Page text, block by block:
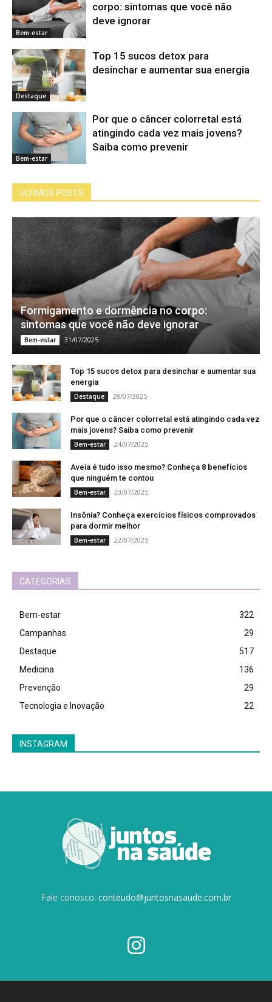
Bem-estar
corpo: sintomas que você não
deve ignorar
Destaque
Top 15 sucos detox para
desinchar e aumentar sua energia
Bem-estar
Por que o câncer colorretal está
atingindo cada vez mais jovens?
Saiba como prevenir
ÚLTIMOS POSTS
Formigamento e dormência no corpo:
sintomas que você não deve ignorar
Bem-estar 31/07/2025
Top 15 sucos detox para desinchar e aumentar sua
energia
Destaque 28/07/2025
Por que o câncer colorretal está atingindo cada vez
mais jovens? Saiba como prevenir
Bem-estar 24/07/2025
Aveia é tudo isso mesmo? Conheça 8 benefícios
que ninguém te contou
Bem-estar 23/07/2025
Insônia? Conheça exercícios físicos comprovados
para dormir melhor
Bem-estar 22/07/2025
CATEGORIAS
Bem-estar
322
Campanhas
29
Destaque
517
Medicina
136
Prevenção
29
Tecnologia e Inovação
22
INSTAGRAM
Fale conosco: conteudo@juntosnasaude.com.br